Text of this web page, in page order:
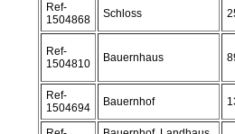
Ref-
1504868
Schloss
Ref-
1504810
Bauernhaus
Ref-
1504694
Bauernhof